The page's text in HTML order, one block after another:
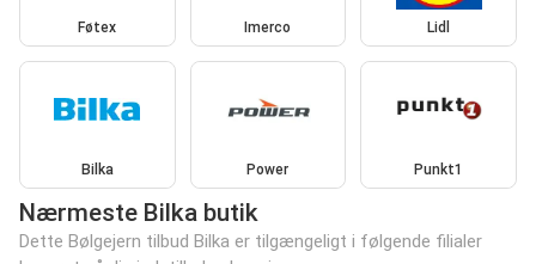
Føtex Imerco Lidl
Bilka Power Punkt1
Nærmeste Bilka butik
Dette Bølgejern tilbud Bilka er tilgængeligt i følgende filialer